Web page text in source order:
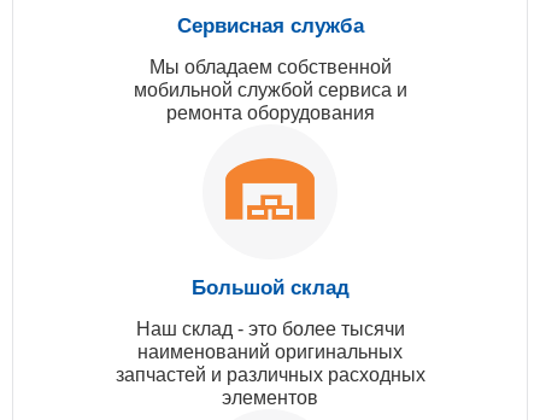
Сервисная служба
Мы обладаем собственной
мобильной службой сервиса и
ремонта оборудования
Большой склад
Наш склад - это более тысячи
наименований оригинальных
запчастей и различных расходных
элементов